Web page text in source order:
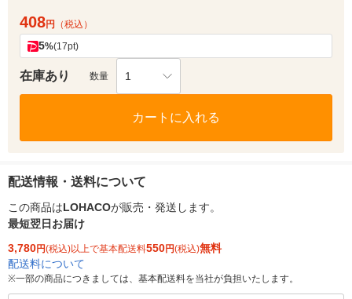
408円 （税込）
5%(17pt)
在庫あり 数量 1
カートに入れる
配送情報・送料について
この商品はLOHACOが販売・発送します。
最短翌日お届け
3,780円(税込)以上で基本配送料550円(税込)無料
配送料について
※一部の商品につきましては、基本配送料を当社が負担いたします。